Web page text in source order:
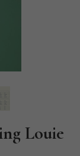
Louie